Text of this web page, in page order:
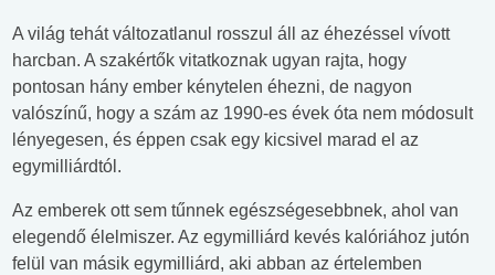
A világ tehát változatlanul rosszul áll az éhezéssel vívott
harcban. A szakértők vitatkoznak ugyan rajta, hogy
pontosan hány ember kénytelen éhezni, de nagyon
valószínű, hogy a szám az 1990-es évek óta nem módosult
lényegesen, és éppen csak egy kicsivel marad el az
egymilliárdtól.
Az emberek ott sem tűnnek egészségesebbnek, ahol van
elegendő élelmiszer. Az egymilliárd kevés kalóriához jutón
felül van másik egymilliárd, aki abban az értelemben